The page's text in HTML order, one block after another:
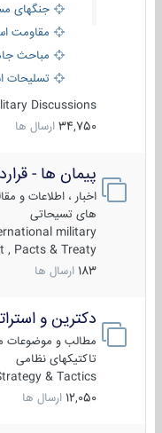
جنگهای
مقاومت
مباحث جامع
تسلیحات
Discussions
34,750 ارسال ها
پیمان ها -
اخبار ، اطلاعات و
های تسیحاتی
military
, Pacts & Treaty
183 ارسال ها
دکترین و
مطالب و موضوعات
تاکتیکهای نظامی
& Tactics
12,050 ارسال ها